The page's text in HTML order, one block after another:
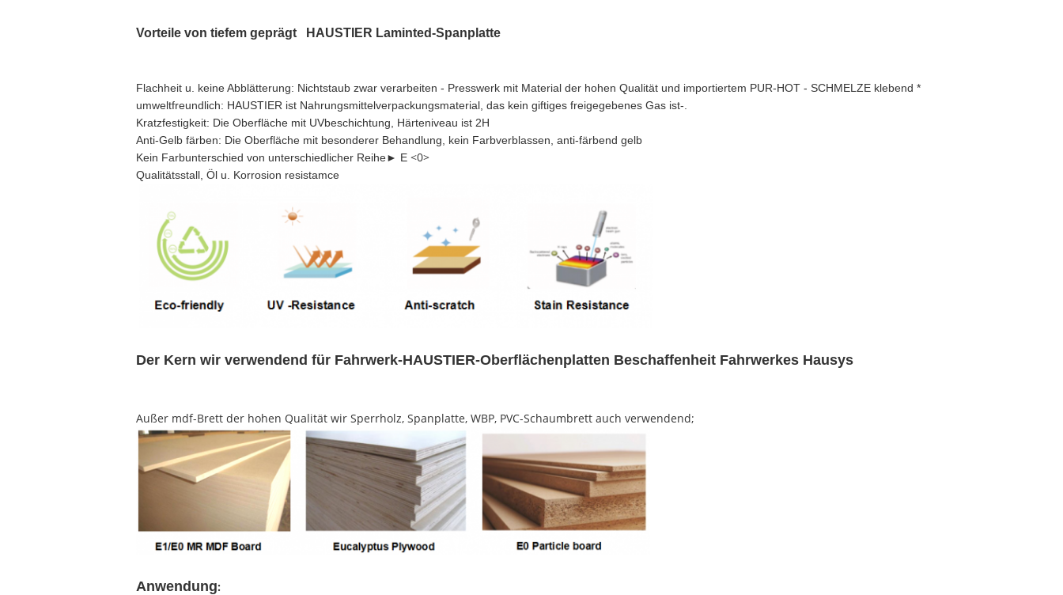
Vorteile von tiefem geprägt HAUSTIER Laminted-Spanplatte
Flachheit u. keine Abblätterung: Nichtstaub zwar verarbeiten - Presswerk mit Material der hohen Qualität und importiertem PUR-HOT - SCHMELZE klebend *
umweltfreundlich: HAUSTIER ist Nahrungsmittelverpackungsmaterial, das kein giftiges freigegebenes Gas ist-.
Kratzfestigkeit: Die Oberfläche mit UVbeschichtung, Härteniveau ist 2H
Anti-Gelb färben: Die Oberfläche mit besonderer Behandlung, kein Farbverblassen, anti-färbend gelb
Kein Farbunterschied von unterschiedlicher Reihe► E <0>
Qualitätsstall, Öl u. Korrosion resistamce
Der Kern wir verwendend für Fahrwerk-HAUSTIER-Oberflächenplatten Beschaffenheit Fahrwerkes Hausys
Außer mdf-Brett der hohen Qualität wir Sperrholz, Spanplatte, WBP, PVC-Schaumbrett auch verwendend;
Anwendung: